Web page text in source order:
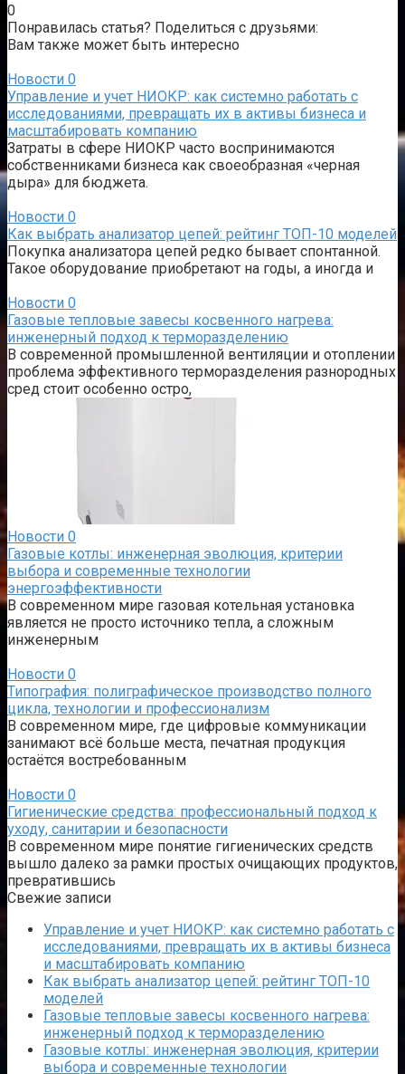
0
Понравилась статья? Поделиться с друзьями:
Вам также может быть интересно
Новости 0
Управление и учет НИОКР: как системно работать с
исследованиями, превращать их в активы бизнеса и
масштабировать компанию
Затраты в сфере НИОКР часто воспринимаются
собственниками бизнеса как своеобразная «черная
дыра» для бюджета.
Новости 0
Как выбрать анализатор цепей: рейтинг ТОП-10 моделей
Покупка анализатора цепей редко бывает спонтанной.
Такое оборудование приобретают на годы, а иногда и
Новости 0
Газовые тепловые завесы косвенного нагрева:
инженерный подход к терморазделению
В современной промышленной вентиляции и отоплении
проблема эффективного терморазделения разнородных
сред стоит особенно остро,
Новости 0
Газовые котлы: инженерная эволюция, критерии
выбора и современные технологии
энергоэффективности
В современном мире газовая котельная установка
является не просто источнико тепла, а сложным
инженерным
Новости 0
Типография: полиграфическое производство полного
цикла, технологии и профессионализм
В современном мире, где цифровые коммуникации
занимают всё больше места, печатная продукция
остаётся востребованным
Новости 0
Гигиенические средства: профессиональный подход к
уходу, санитарии и безопасности
В современном мире понятие гигиенических средств
вышло далеко за рамки простых очищающих продуктов,
превратившись
Свежие записи
Управление и учет НИОКР: как системно работать с
исследованиями, превращать их в активы бизнеса
и масштабировать компанию
Как выбрать анализатор цепей: рейтинг ТОП-10
моделей
Газовые тепловые завесы косвенного нагрева:
инженерный подход к терморазделению
Газовые котлы: инженерная эволюция, критерии
выбора и современные технологии